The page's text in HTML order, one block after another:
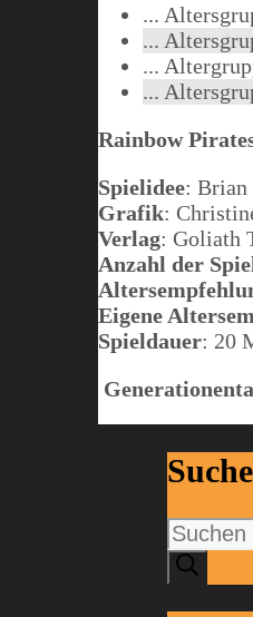
...
...
...
...
Rainbow
Spielidee: Brian
Grafik:
Verlag: Goliath
Anzahl der
Eigene
Spieldauer: 20
Suche
Suchen
nach: